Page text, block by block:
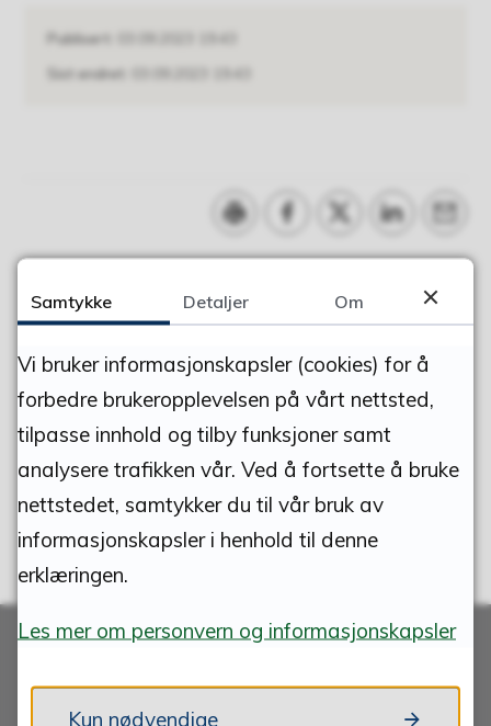
Publisert
Sist endret
Skriv utDel på Facebook
Del på Twitter
Del påTips
JA NEI
Samtykke Detaljer Om
Vi bruker informasjonskapsler (cookies) for å
forbedre brukeropplevelsen på vårt nettsted,
tilpasse innhold og tilby funksjoner samt
analysere trafikken vår. Ved å fortsette å bruke
nettstedet, samtykker du til vår bruk av
informasjonskapsler i henhold til denne
erklæringen.
Les mer om personvern og informasjonskapsler
Kun nødvendige